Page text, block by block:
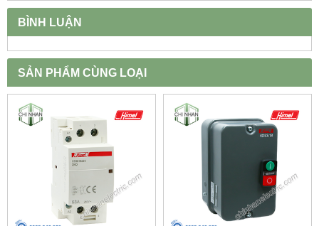
BÌNH LUẬN
SẢN PHẨM CÙNG LOẠI